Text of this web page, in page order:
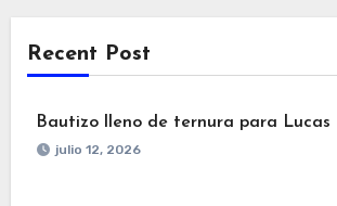
Recent Post
Bautizo lleno de ternura para Lucas
julio 12, 2026